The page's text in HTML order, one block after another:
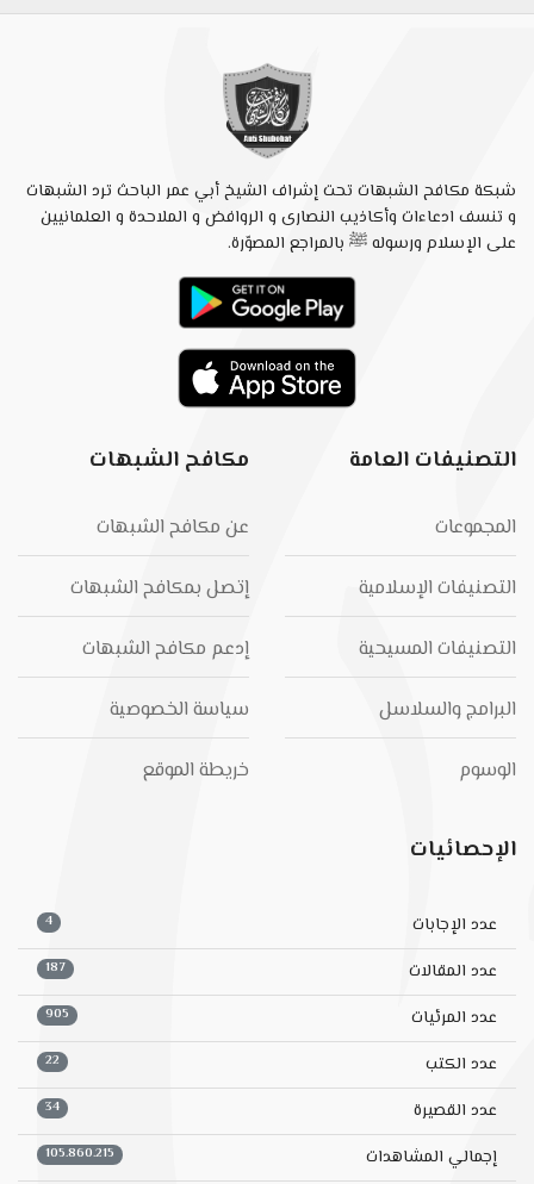
شبكة مكافح الشبهات تحت إشراف الشيخ أبي عمر الباحث ترد الشبهات
و تنسف ادعاءات وأكاذيب النصارى و الروافض و الملاحدة و العلمانيين
على الإسلام ورسوله ﷺ بالمراجع المصوّرة.
التصنيفات العامة
المجموعات
التصنيفات الإسلامية
التصنيفات المسيحية
البرامج والسلاسل
الوسوم
مكافح الشبهات
عن مكافح الشبهات
إتصل بمكافح الشبهات
إدعم مكافح الشبهات
سياسة الخصوصية
خريطة الموقع
الإحصائيات
عدد الإجابات 4
عدد المقالات 187
عدد المرئيات 905
عدد الكتب 22
عدد القصيرة 34
إجمالي المشاهدات 105.860.215